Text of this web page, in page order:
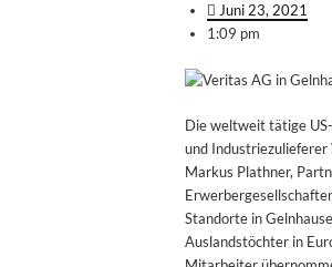
Juni 23, 2021
1:09 pm
Die weltweit tätige
und
Markus Plathner,
Standorte in
Auslandstöchter in